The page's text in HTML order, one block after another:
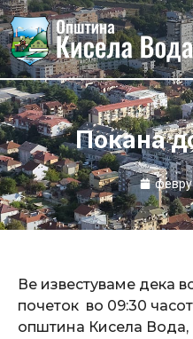
Skip
to
content
Покана
Ве известуваме дека
почеток во 09:30
општина Кисела Вода,